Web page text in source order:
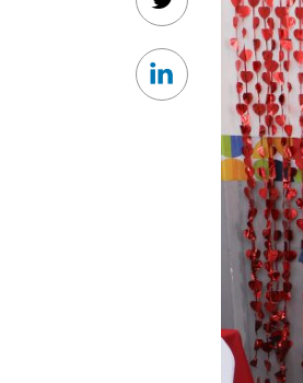
Twitter
Linkedin